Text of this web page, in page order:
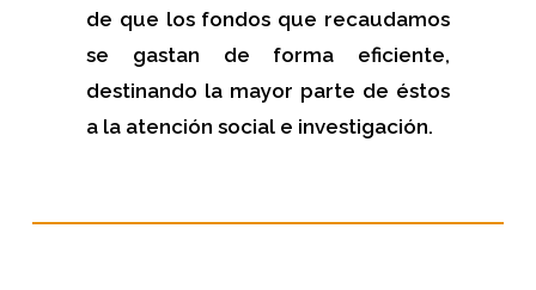
de que los fondos que recaudamos
se gastan de forma eficiente,
destinando la mayor parte de éstos
a la atención social e investigación.